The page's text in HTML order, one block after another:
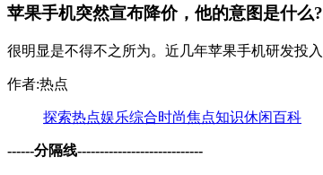
苹果手机突然宣布降价，他的意图是什么?
很明显是不得不之所为。近几年苹果手机研发投
作者:热点
探索热点娱乐综合时尚焦点知识休闲百科
------分隔线----------------------------